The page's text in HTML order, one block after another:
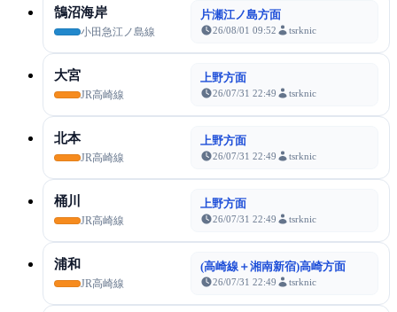
鵠沼海岸
小田急江ノ島線
片瀬江ノ島方面
26/08/01 09:52 tsrknic
大宮
JR高崎線
上野方面
26/07/31 22:49 tsrknic
北本
JR高崎線
上野方面
26/07/31 22:49 tsrknic
桶川
JR高崎線
上野方面
26/07/31 22:49 tsrknic
浦和
JR高崎線
(高崎線＋湘南新宿)高崎方面
26/07/31 22:49 tsrknic